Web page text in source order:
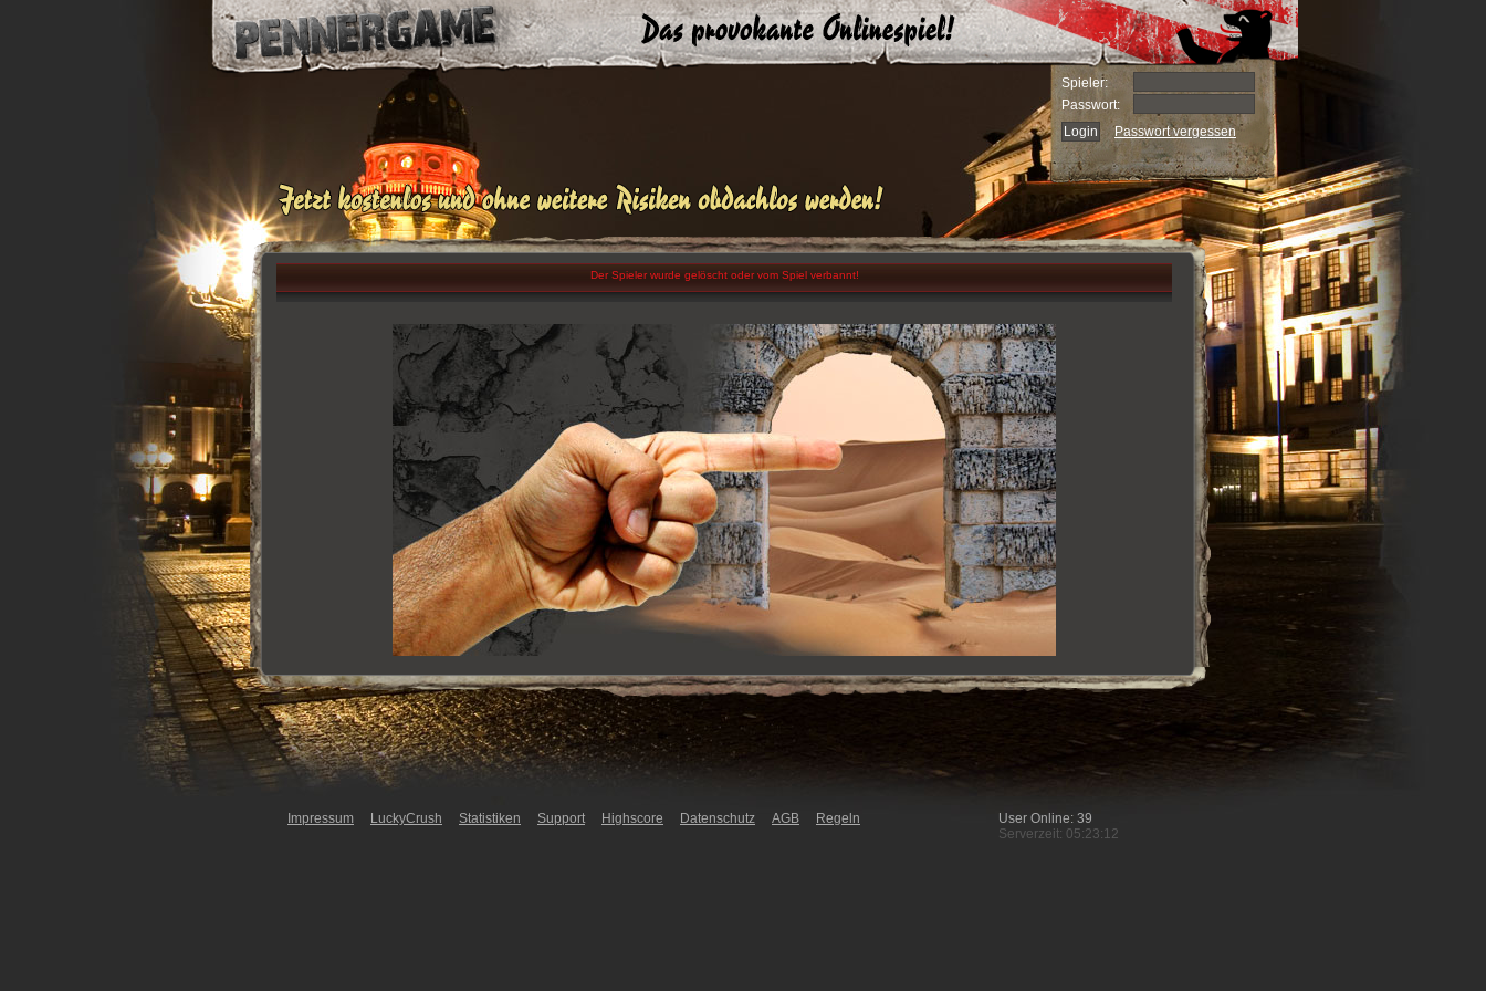
Spieler:
Passwort:
Passwort vergessen
Der Spieler wurde gelöscht oder vom Spiel verbannt!
Impressum LuckyCrush Statistiken Support Highscore Datenschutz AGB Regeln
User Online: 39
Serverzeit: 05:23:12